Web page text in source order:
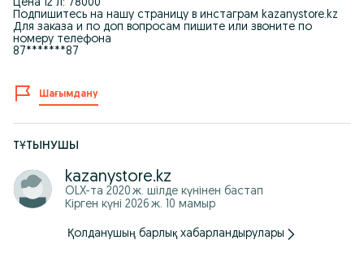
Цена 12 л: 78000
Подпишитесь на нашу страницу в инстаграм kazanystore.kz
Для заказа и по доп вопросам пишите или звоните по
номеру телефона
87*******87
Шағымдану
ТҰТЫНУШЫ
kazanystore.kz
OLX-та 2020 ж. шілде күнінен бастап
Кірген күні 2026 ж. 10 мамыр
Қолданушың барлық хабарландырулары